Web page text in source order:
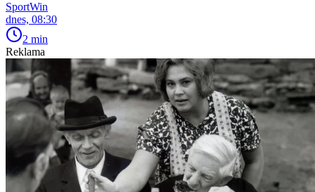
SportWin
dnes, 08:30
2 min
Reklama